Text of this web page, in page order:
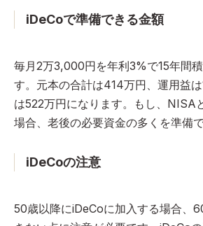
iDeCoで準備できる金額
毎月2万3,000円を年利3%で15年間
す。元本の合計は414万円、運用益
は522万円になります。もし、NISA
場合、老後の必要資金の多くを準備
iDeCoの注意
50歳以降にiDeCoに加入する場合、